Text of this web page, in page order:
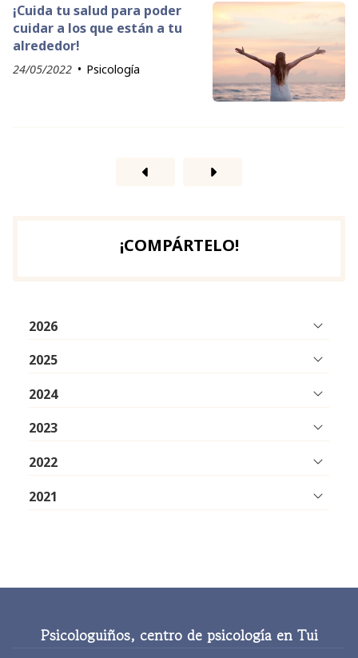
¡Cuida tu salud para poder
cuidar a los que están a tu
alrededor!
24/05/2022 Psicología
¡COMPÁRTELO!
2026
2025
2024
2023
2022
2021
Psicologuiños, centro de psicología en Tui